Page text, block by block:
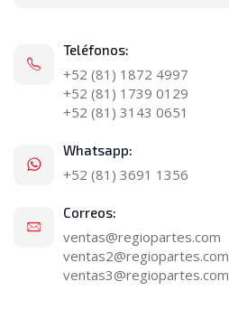
Teléfonos:
+52 (81) 1872 4997
+52 (81) 1739 0129
+52 (81) 3143 0651
Whatsapp:
+52 (81) 3691 1356
Correos:
ventas@regiopartes.com
ventas2@regiopartes.com
ventas3@regiopartes.com